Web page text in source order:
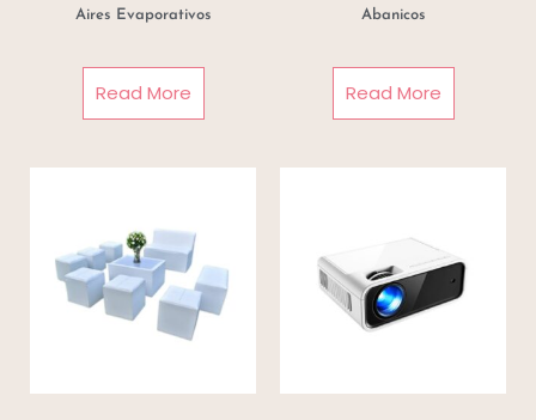
Aires Evaporativos
Read More
Abanicos
Read More